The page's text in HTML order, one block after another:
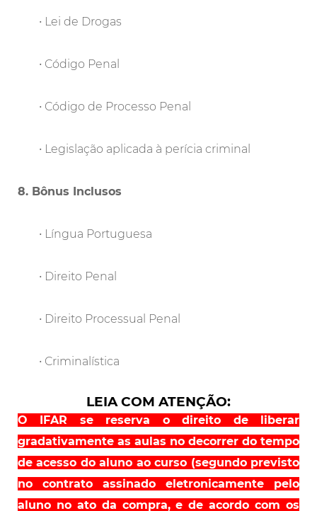
• Lei de Drogas
• Código Penal
• Código de Processo Penal
• Legislação aplicada à perícia criminal
8. Bônus Inclusos
• Língua Portuguesa
• Direito Penal
• Direito Processual Penal
• Criminalística
LEIA COM ATENÇÃO:
O IFAR se reserva o direito de liberar
gradativamente as aulas no decorrer do tempo
de acesso do aluno ao curso (segundo previsto
no contrato assinado eletronicamente pelo
aluno no ato da compra, e de acordo com os